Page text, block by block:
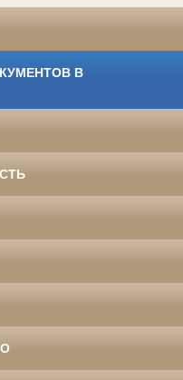
В